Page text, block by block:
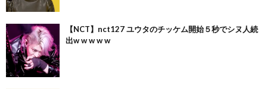
【NCT】nct127 ユウタのチッケム開始５秒でシヌ人続
出w w w w w